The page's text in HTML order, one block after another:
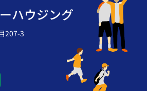
ハウジング
207-3